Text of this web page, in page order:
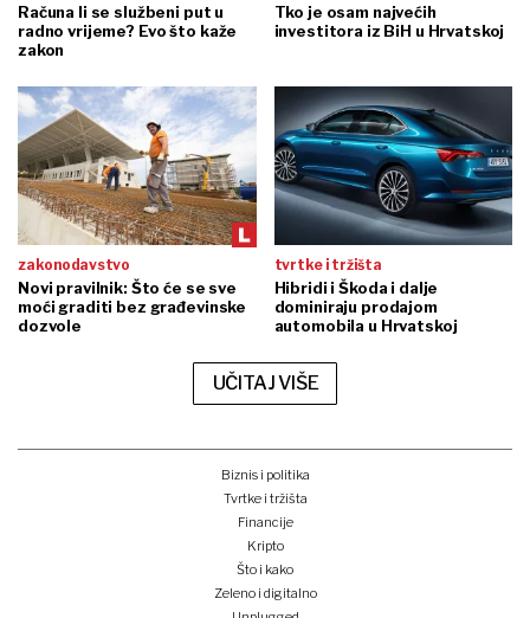
Računa li se službeni put u
radno vrijeme? Evo što kaže
zakon
Tko je osam najvećih
investitora iz BiH u Hrvatskoj
zakonodavstvo
Novi pravilnik: Što će se sve
moći graditi bez građevinske
dozvole
tvrtke i tržišta
Hibridi i Škoda i dalje
dominiraju prodajom
automobila u Hrvatskoj
UČITAJ VIŠE
Biznis i politika
Tvrtke i tržišta
Financije
Kripto
Što i kako
Zeleno i digitalno